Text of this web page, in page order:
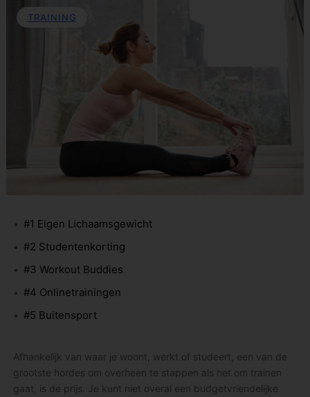
TRAINING
#1 Eigen Lichaamsgewicht
#2 Studentenkorting
#3 Workout Buddies
#4 Onlinetrainingen
#5 Buitensport
Afhankelijk van waar je woont, werkt of studeert, een van de
grootste hordes om overheen te stappen als het om trainen
gaat, is de prijs. Je kunt niet overal een budgetvriendelijke